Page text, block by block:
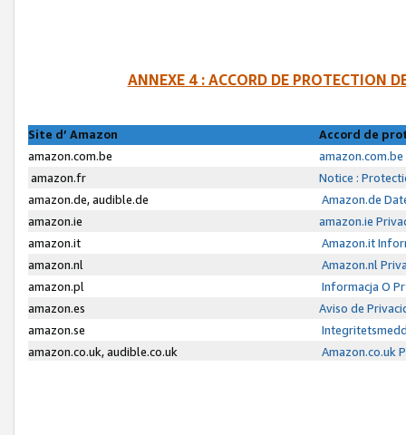
ANNEXE 4 : ACCORD DE PROTECTION
Site d’ Amazon
Accord de
amazon.com.be
amazon.fr
Notice :
amazon.de, audible.de
Amazon.de
amazon.ie
amazon.ie
amazon.it
Amazon.it
amazon.nl
Amazon.nl
amazon.pl
Informacja O
amazon.es
Aviso de
amazon.se
amazon.co.uk, audible.co.uk
Amazon.co.uk